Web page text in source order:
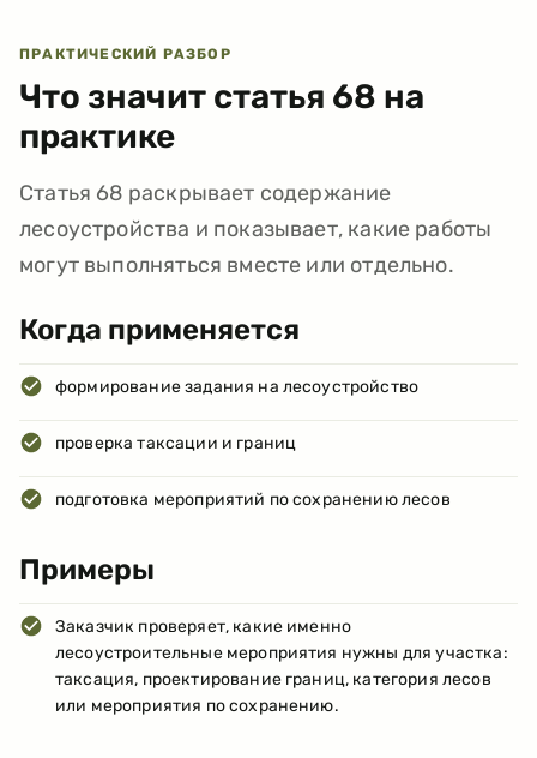
ПРАКТИЧЕСКИЙ РАЗБОР
Что значит статья 68 на
практике
Статья 68 раскрывает содержание
лесоустройства и показывает, какие работы
могут выполняться вместе или отдельно.
Когда применяется
формирование задания на лесоустройство
проверка таксации и границ
подготовка мероприятий по сохранению лесов
Примеры
Заказчик проверяет, какие именно
лесоустроительные мероприятия нужны для участка:
таксация, проектирование границ, категория лесов
или мероприятия по сохранению.